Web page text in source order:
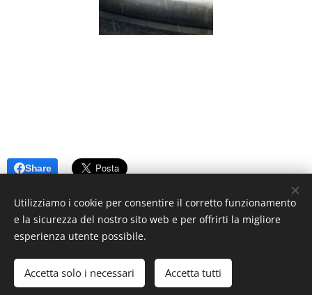
Share
© 2026 Premartha Poesie. Tutti i diritti riservati.
Creato con
Webnode Cookies
Utilizziamo i cookie per consentire il corretto funzionamento
e la sicurezza del nostro sito web e per offrirti la migliore
esperienza utente possibile.
Accetta solo i necessari Accetta tutti